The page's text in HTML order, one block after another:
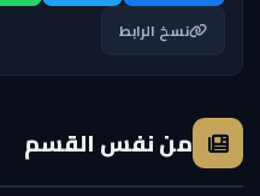
نسخ الرابط
من نفس القسم